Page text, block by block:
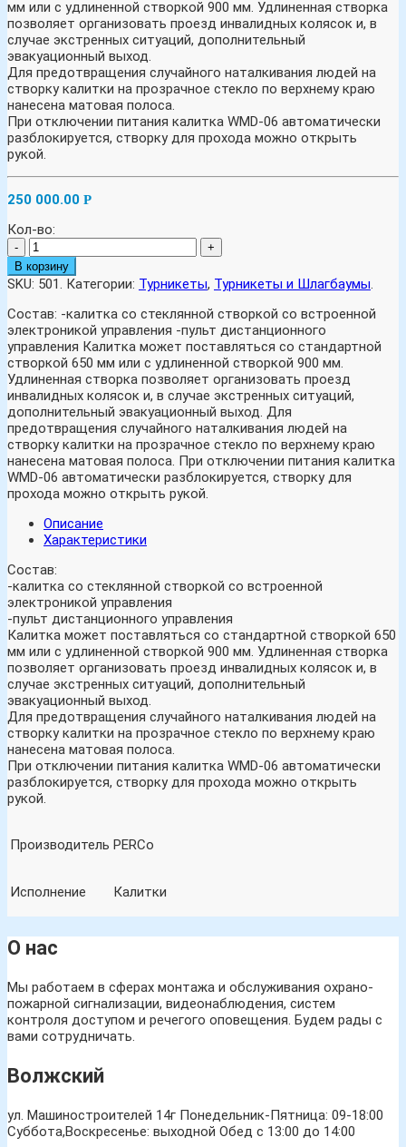
мм или с удлиненной створкой 900 мм. Удлиненная створка
позволяет организовать проезд инвалидных колясок и, в
случае экстренных ситуаций, дополнительный
эвакуационный выход.
Для предотвращения случайного наталкивания людей на
створку калитки на прозрачное стекло по верхнему краю
нанесена матовая полоса.
При отключении питания калитка WMD-06 автоматически
разблокируется, створку для прохода можно открыть
рукой.
250 000.00 Р
Кол-во:
-
+
В корзину
SKU: 501. Категории: Турникеты, Турникеты и Шлагбаумы.
Состав: -калитка со стеклянной створкой со встроенной
электроникой управления -пульт дистанционного
управления Калитка может поставляться со стандартной
створкой 650 мм или с удлиненной створкой 900 мм.
Удлиненная створка позволяет организовать проезд
инвалидных колясок и, в случае экстренных ситуаций,
дополнительный эвакуационный выход. Для
предотвращения случайного наталкивания людей на
створку калитки на прозрачное стекло по верхнему краю
нанесена матовая полоса. При отключении питания калитка
WMD-06 автоматически разблокируется, створку для
прохода можно открыть рукой.
Описание
Характеристики
Состав:
-калитка со стеклянной створкой со встроенной
электроникой управления
-пульт дистанционного управления
Калитка может поставляться со стандартной створкой 650
мм или с удлиненной створкой 900 мм. Удлиненная створка
позволяет организовать проезд инвалидных колясок и, в
случае экстренных ситуаций, дополнительный
эвакуационный выход.
Для предотвращения случайного наталкивания людей на
створку калитки на прозрачное стекло по верхнему краю
нанесена матовая полоса.
При отключении питания калитка WMD-06 автоматически
разблокируется, створку для прохода можно открыть
рукой.
Производитель PERCo
Исполнение Калитки
О нас
Мы работаем в сферах монтажа и обслуживания охрано-
пожарной сигнализации, видеонаблюдения, систем
контроля доступом и речегого оповещения. Будем рады с
вами сотрудничать.
Волжский
ул. Машиностроителей 14г Понедельник-Пятница: 09-18:00
Суббота,Воскресенье: выходной Обед с 13:00 до 14:00